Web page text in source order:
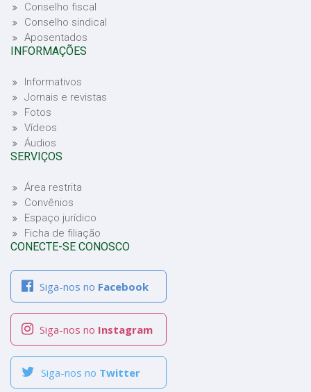
Conselho fiscal
Conselho sindical
Aposentados
INFORMAÇÕES
Informativos
Jornais e revistas
Fotos
Vídeos
Áudios
SERVIÇOS
Área restrita
Convênios
Espaço jurídico
Ficha de filiação
CONECTE-SE CONOSCO
Siga-nos no Facebook
Siga-nos no Instagram
Siga-nos no Twitter